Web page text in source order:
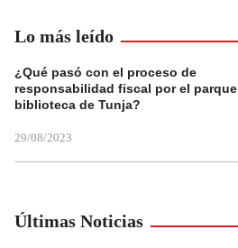
Lo más leído
¿Qué pasó con el proceso de
responsabilidad fiscal por el parque
biblioteca de Tunja?
29/08/2023
Últimas Noticias